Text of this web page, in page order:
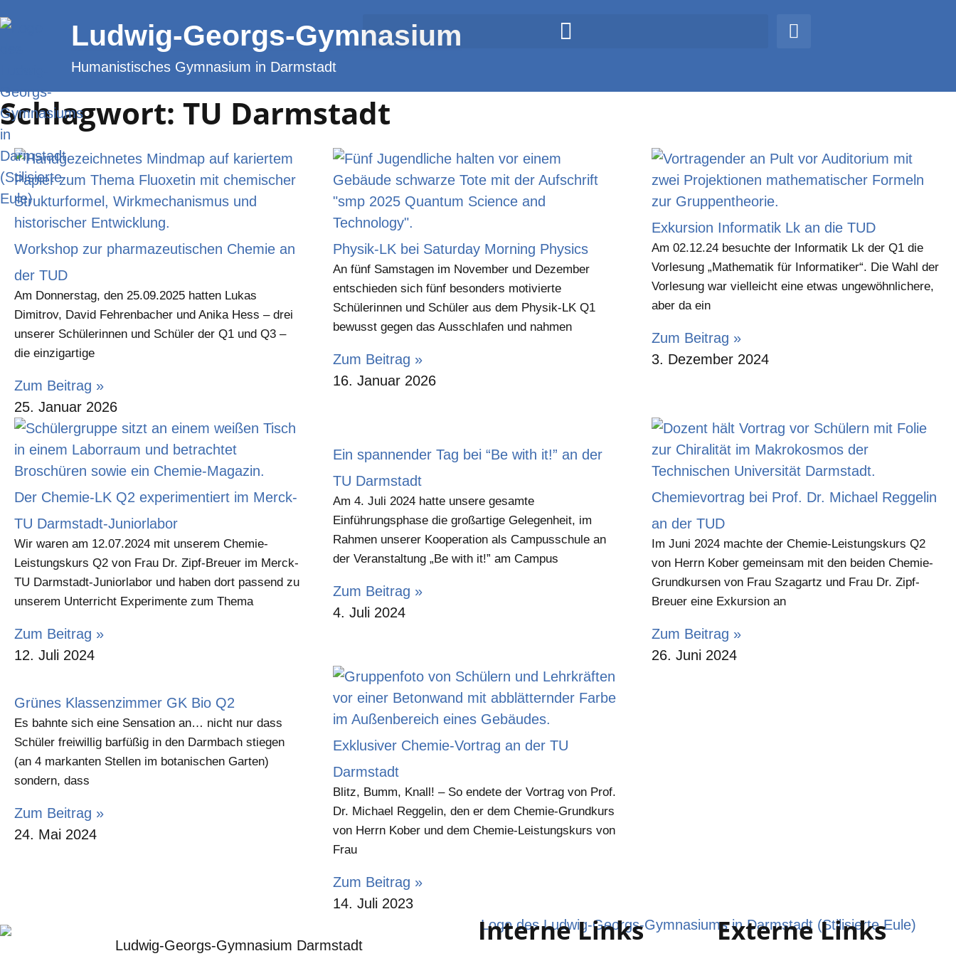
Inhalt
Ludwig-Georgs-Gymnasium
Humanistisches Gymnasium in Darmstadt
Schlagwort: TU Darmstadt
Workshop zur pharmazeutischen Chemie an
der TUD
Am Donnerstag, den 25.09.2025 hatten Lukas
Dimitrov, David Fehrenbacher und Anika Hess – drei
unserer Schülerinnen und Schüler der Q1 und Q3 –
die einzigartige
Zum Beitrag »
25. Januar 2026
Physik-LK bei Saturday Morning Physics
An fünf Samstagen im November und Dezember
entschieden sich fünf besonders motivierte
Schülerinnen und Schüler aus dem Physik-LK Q1
bewusst gegen das Ausschlafen und nahmen
Zum Beitrag »
16. Januar 2026
Exkursion Informatik Lk an die TUD
Am 02.12.24 besuchte der Informatik Lk der Q1 die
Vorlesung „Mathematik für Informatiker“. Die Wahl der
Vorlesung war vielleicht eine etwas ungewöhnlichere,
aber da ein
Zum Beitrag »
3. Dezember 2024
Der Chemie-LK Q2 experimentiert im Merck-
TU Darmstadt-Juniorlabor
Wir waren am 12.07.2024 mit unserem Chemie-
Leistungskurs Q2 von Frau Dr. Zipf-Breuer im Merck-
TU Darmstadt-Juniorlabor und haben dort passend zu
unserem Unterricht Experimente zum Thema
Zum Beitrag »
12. Juli 2024
Ein spannender Tag bei “Be with it!” an der
TU Darmstadt
Am 4. Juli 2024 hatte unsere gesamte
Einführungsphase die großartige Gelegenheit, im
Rahmen unserer Kooperation als Campusschule an
der Veranstaltung „Be with it!” am Campus
Zum Beitrag »
4. Juli 2024
Chemievortrag bei Prof. Dr. Michael Reggelin
an der TUD
Im Juni 2024 machte der Chemie-Leistungskurs Q2
von Herrn Kober gemeinsam mit den beiden Chemie-
Grundkursen von Frau Szagartz und Frau Dr. Zipf-
Breuer eine Exkursion an
Zum Beitrag »
26. Juni 2024
Grünes Klassenzimmer GK Bio Q2
Es bahnte sich eine Sensation an… nicht nur dass
Schüler freiwillig barfüßig in den Darmbach stiegen
(an 4 markanten Stellen im botanischen Garten)
sondern, dass
Zum Beitrag »
24. Mai 2024
Exklusiver Chemie-Vortrag an der TU
Darmstadt
Blitz, Bumm, Knall! – So endete der Vortrag von Prof.
Dr. Michael Reggelin, den er dem Chemie-Grundkurs
von Herrn Kober und dem Chemie-Leistungskurs von
Frau
Zum Beitrag »
14. Juli 2023
Ludwig-Georgs-Gymnasium Darmstadt Interne Links Externe Links